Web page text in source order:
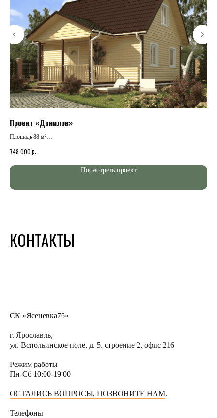
Проект «Данилов»
Площадь 88 м²
Этажей 2
748 000 р.
Посмотреть проект
КОНТАКТЫ
СК «Ясеневка76»
г. Ярославль,
ул. Вспольинское поле, д. 5, строение 2, офис 216
Режим работы
Пн-Сб 10:00-19:00
ОСТАЛИСЬ ВОПРОСЫ, ПОЗВОНИТЕ НАМ.
Телефоны